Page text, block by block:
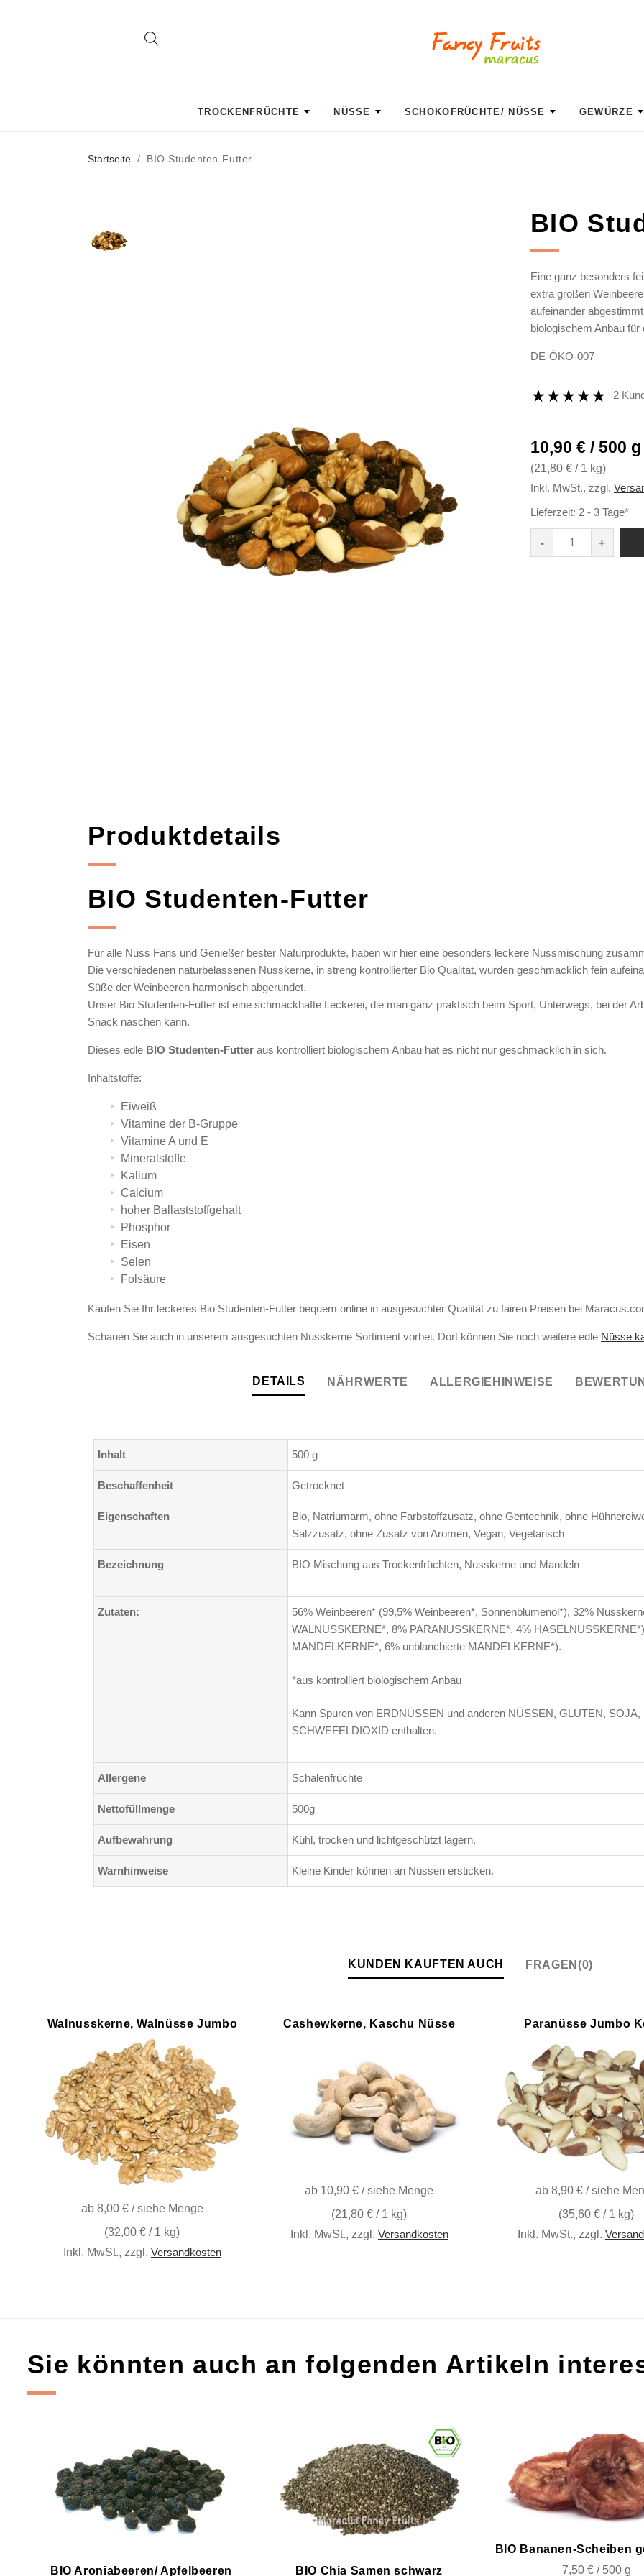
TROCKENFRÜCHTE NÜSSE SCHOKOFRÜCHTE/ NÜSSE GEWÜRZE
Startseite / BIO Studenten-Futter
BIO
Eine ganz besonders
extra großen
aufeinander
biologischem Anbau
DE-ÖKO-007
2
10,90 € / 500 g
(21,80 € / 1 kg)
Inkl. MwSt., zzgl.
Lieferzeit: 2 - 3 Tage*
Produktdetails
BIO Studenten-Futter
Für alle Nuss Fans und Genießer bester Naturprodukte, haben wir hier eine besonders leckere Nussmischung
Die verschiedenen naturbelassenen Nusskerne, in streng kontrollierter Bio Qualität, wurden geschmacklich fein
Süße der Weinbeeren harmonisch abgerundet.
Unser Bio Studenten-Futter ist eine schmackhafte Leckerei, die man ganz praktisch beim Sport, Unterwegs, bei der
Snack naschen kann.
Dieses edle BIO Studenten-Futter aus kontrolliert biologischem Anbau hat es nicht nur geschmacklich in sich.
Inhaltstoffe:
Eiweiß
Vitamine der B-Gruppe
Vitamine A und E
Mineralstoffe
Kalium
Calcium
hoher Ballaststoffgehalt
Phosphor
Eisen
Selen
Folsäure
Kaufen Sie Ihr leckeres Bio Studenten-Futter bequem online in ausgesuchter Qualität zu fairen Preisen bei
Schauen Sie auch in unserem ausgesuchten Nusskerne Sortiment vorbei. Dort können Sie noch weitere edle Nüsse
DETAILS NÄHRWERTE ALLERGIEHINWEISE
Inhalt 500 g
Beschaffenheit Getrocknet
Eigenschaften
Bio, Natriumarm, ohne Farbstoffzusatz, ohne Gentechnik, ohne
Salzzusatz, ohne Zusatz von Aromen, Vegan, Vegetarisch
Bezeichnung BIO Mischung aus Trockenfrüchten, Nusskerne und Mandeln
Zutaten:
56% Weinbeeren* (99,5% Weinbeeren*, Sonnenblumenöl*), 32%
WALNUSSKERNE*, 8% PARANUSSKERNE*, 4%
MANDELKERNE*, 6% unblanchierte MANDELKERNE*).
*aus kontrolliert biologischem Anbau
Kann Spuren von ERDNÜSSEN und anderen NÜSSEN, GLUTEN,
SCHWEFELDIOXID enthalten.
Allergene Schalenfrüchte
Nettofüllmenge 500g
Aufbewahrung Kühl, trocken und lichtgeschützt lagern.
Warnhinweise Kleine Kinder können an Nüssen ersticken.
KUNDEN KAUFTEN AUCH FRAGEN(0)
Walnusskerne, Walnüsse Jumbo
ab8,00 € / siehe Menge
(32,00 € / 1 kg)
Inkl. MwSt., zzgl. Versandkosten
Cashewkerne, Kaschu Nüsse
ab 10,90 € / siehe Menge
(21,80 € / 1 kg)
Inkl. MwSt., zzgl. Versandkosten
Paranüsse Jumbo
ab8,90 € / siehe
(35,60 € / 1 kg)
Inkl. MwSt., zzgl.
Sie könnten auch an folgenden Artikeln
BIO Aroniabeeren/ Apfelbeeren BIO Chia Samen schwarz
BIO Bananen-Scheiben
7,50 € / 500 g